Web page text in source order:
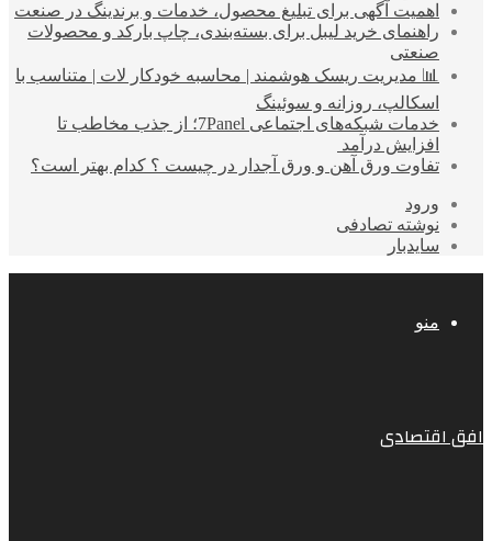
اهمیت آگهی برای تبلیغ محصول، خدمات و برندینگ در صنعت
راهنمای خرید لیبل برای بسته‌بندی، چاپ بارکد و محصولات
صنعتی
📊 مدیریت ریسک هوشمند | محاسبه خودکار لات | متناسب با
اسکالپ، روزانه و سوئینگ
خدمات شبکه‌های اجتماعی 7Panel؛ از جذب مخاطب تا
افزایش درآمد
تفاوت ورق آهن و ورق آجدار در چیست ؟ کدام بهتر است؟
ورود
نوشته تصادفی
سایدبار
منو
افق اقتصادی